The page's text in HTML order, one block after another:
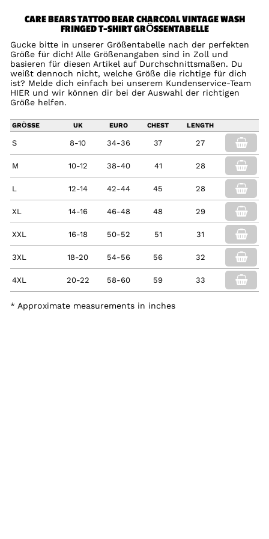
CARE BEARS TATTOO BEAR CHARCOAL VINTAGE WASH
FRINGED T-SHIRT GRÖSSENTABELLE
Gucke bitte in unserer Größentabelle nach der perfekten
Größe für dich! Alle Größenangaben sind in Zoll und
basieren für diesen Artikel auf Durchschnittsmaßen. Du
weißt dennoch nicht, welche Größe die richtige für dich
ist? Melde dich einfach bei unserem Kundenservice-Team
HIER und wir können dir bei der Auswahl der richtigen
Größe helfen.
GRÖSSE UK EURO CHEST LENGTH
S 8-10 34-36 37 27
M 10-12 38-40 41 28
L 12-14 42-44 45 28
XL 14-16 46-48 48 29
XXL 16-18 50-52 51 31
3XL 18-20 54-56 56 32
4XL 20-22 58-60 59 33
* Approximate measurements in inches